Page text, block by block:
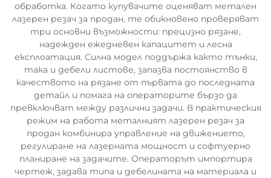
обработка. Когато купувачите оценяват метален
лазерен резач за продан, те обикновено проверяват
три основни възможности: прецизно рязане,
надежден ежедневен капацитет и лесна
експлоатация. Силна модел поддържа както тънки,
така и дебели листове, запазва постоянство в
качеството на рязане от първата до последната
детайл и помага на операторите бързо да
превключват между различни задачи. В практическия
режим на работа металният лазерен резач за
продан комбинира управление на движението,
регулиране на лазерната мощност и софтуерно
планиране на задачите. Операторът импортира
чертеж, задава типа и дебелината на материала и